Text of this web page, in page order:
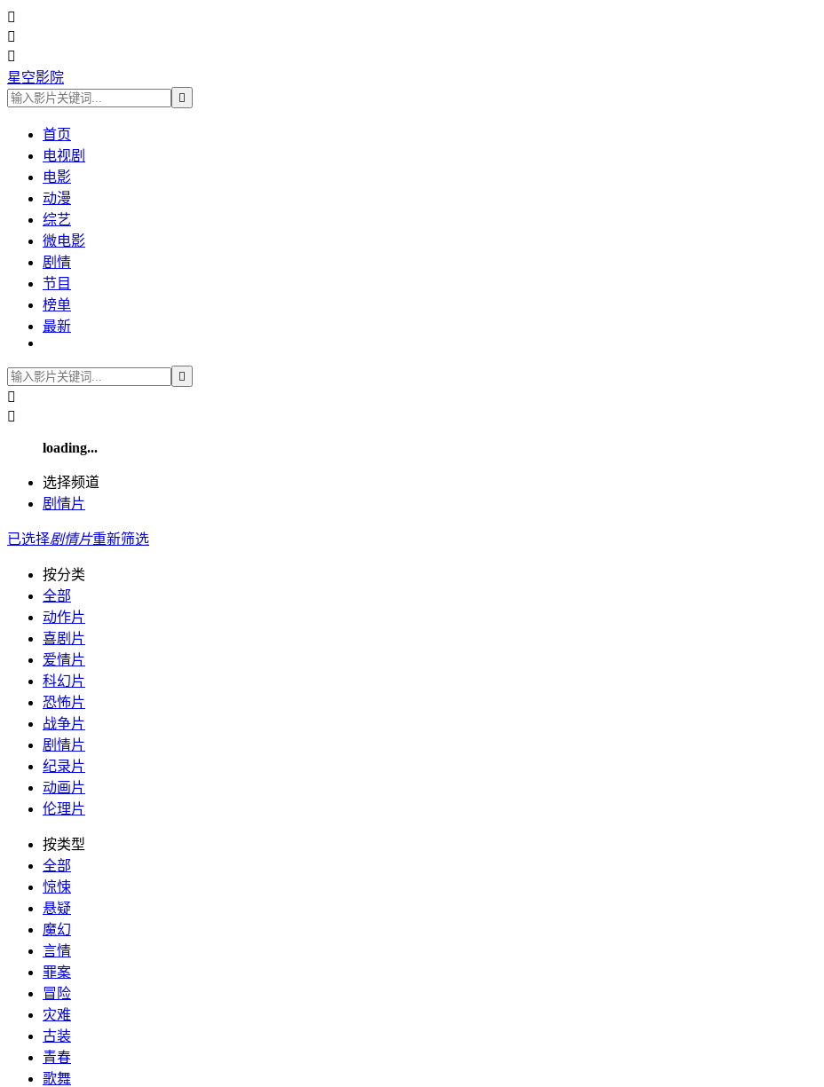



星空影院

首页
电视剧
电影
动漫
综艺
微电影
剧情
节目
榜单
最新



loading...
选择频道
剧情片
已选择剧情片重新筛选
按分类
全部
动作片
喜剧片
爱情片
科幻片
恐怖片
战争片
剧情片
纪录片
动画片
伦理片
按类型
全部
惊悚
悬疑
魔幻
言情
罪案
冒险
灾难
古装
青春
歌舞